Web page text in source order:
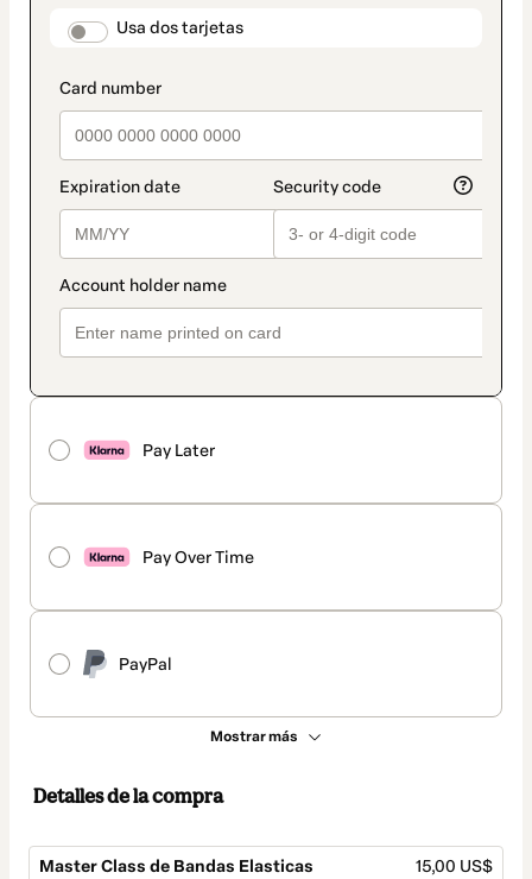
payment_data.section_title_v2
Usa dos tarjetas
Pay Later
Pay Over Time
PayPal
Mostrar más
seleccionado
Detalles de la compra
Master Class de Bandas Elasticas 15,00 US$